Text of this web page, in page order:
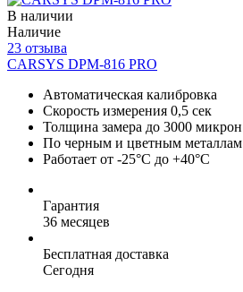
В наличии
Наличие
23 отзыва
CARSYS DPM-816 PRO
Автоматическая калибровка
Скорость измерения 0,5 сек
Толщина замера до 3000 микрон
По черным и цветным металлам
Работает от -25°C до +40°C
Гарантия
36 месяцев
Бесплатная доставка
Сегодня